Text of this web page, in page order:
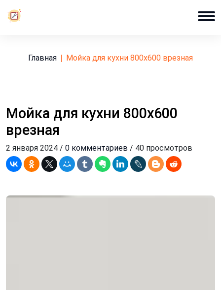
Главная мойка для кухни 800х600 врезная
Мойка для кухни 800х600
врезная
2 января 2024 / 0 комментариев / 40 просмотров